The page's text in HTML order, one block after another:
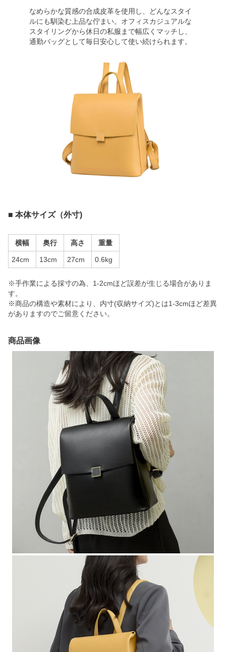
なめらかな質感の合成皮革を使用し、どんなスタイ
ルにも馴染む上品な佇まい。オフィスカジュアルな
スタイリングから休日の私服まで幅広くマッチし、
通勤バッグとして毎日安心して使い続けられます。
■ 本体サイズ（外寸)
横幅 奥行 高さ 重量
24cm 13cm 27cm 0.6kg
※手作業による採寸の為、1-2cmほど誤差が生じる場合がありま
す。
※商品の構造や素材により、内寸(収納サイズ)とは1-3cmほど差異
がありますのでご留意ください。
商品画像